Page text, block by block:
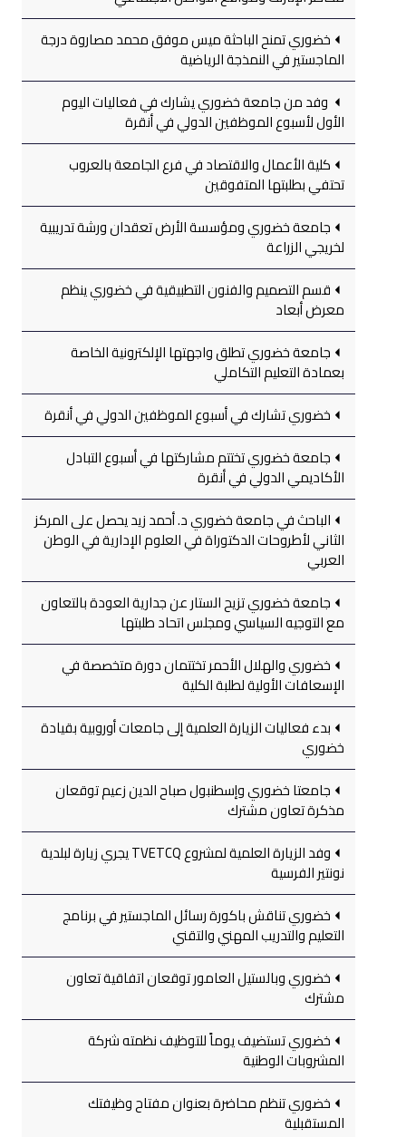
خضوري تمنح الباحثة ميس موفق محمد مصاروة درجة
الماجستير في النمذجة الرياضية
وفد من جامعة خضوري يشارك في فعاليات اليوم
الأول لأسبوع الموظفين الدولي في أنقرة
كلية الأعمال والاقتصاد في فرع الجامعة بالعروب
تحتفي بطلبتها المتفوقين
جامعة خضوري ومؤسسة الأرض تعقدان ورشة تدريبية
لخريجي الزراعة
قسم التصميم والفنون التطبيقية في خضوري ينظم
معرض أبعاد
جامعة خضوري تطلق واجهتها الإلكترونية الخاصة
بعمادة التعليم التكاملي
خضوري تشارك في أسبوع الموظفين الدولي في أنقرة
جامعة خضوري تختتم مشاركتها في أسبوع التبادل
الأكاديمي الدولي في أنقرة
الباحث في جامعة خضوري د. أحمد زيد يحصل على المركز
الثاني لأطروحات الدكتوراة في العلوم الإدارية في الوطن
العربي
جامعة خضوري تزيح الستار عن جدارية العودة بالتعاون
مع التوجيه السياسي ومجلس اتحاد طلبتها
خضوري والهلال الأحمر تختتمان دورة متخصصة في
الإسعافات الأولية لطلبة الكلية
بدء فعاليات الزيارة العلمية إلى جامعات أوروبية بقيادة
خضوري
جامعتا خضوري وإسطنبول صباح الدين زعيم توقعان
مذكرة تعاون مشترك
وفد الزيارة العلمية لمشروع TVETCQ يجري زيارة لبلدية
نونتير الفرسية
خضوري تناقش باكورة رسائل الماجستير في برنامج
التعليم والتدريب المهني والتقني
خضوري وبالستيل العامور توقعان اتفاقية تعاون
مشترك
خضوري تستضيف يوماً للتوظيف نظمته شركة
المشروبات الوطنية
خضوري تنظم محاضرة بعنوان مفتاح وظيفتك
المستقبلية